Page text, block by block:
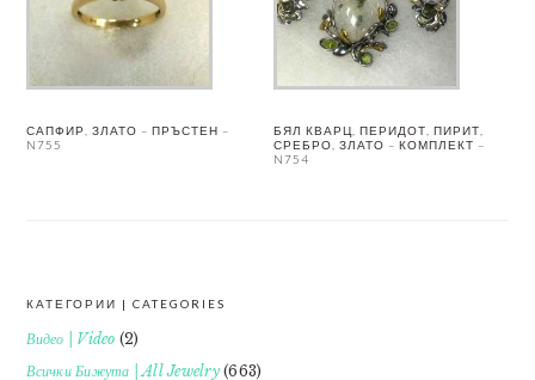
САПФИР, ЗЛАТО – ПРЪСТЕН –
N755
БЯЛ КВАРЦ, ПЕРИДОТ, ПИРИТ,
СРЕБРО, ЗЛАТО – КОМПЛЕКТ –
N754
FOOTER
КАТЕГОРИИ | CATEGORIES
Видео | Video (2)
Всички Бижута | All Jewelry(663)